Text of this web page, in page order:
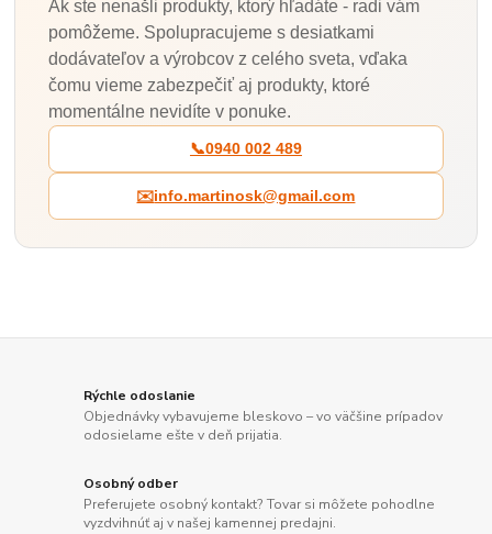
Ak ste nenašli produkty, ktorý hľadáte - radi vám
pomôžeme. Spolupracujeme s desiatkami
dodávateľov a výrobcov z celého sveta, vďaka
čomu vieme zabezpečiť aj produkty, ktoré
momentálne nevidíte v ponuke.
📞0940 002 489
✉️info.martinosk@gmail.com
Rýchle odoslanie
Objednávky vybavujeme bleskovo – vo väčšine prípadov
odosielame ešte v deň prijatia.
Osobný odber
Preferujete osobný kontakt? Tovar si môžete pohodlne
vyzdvihnúť aj v našej kamennej predajni.